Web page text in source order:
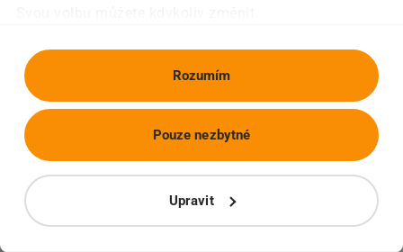
Rozumím
Upravit
Pouze nezbytné